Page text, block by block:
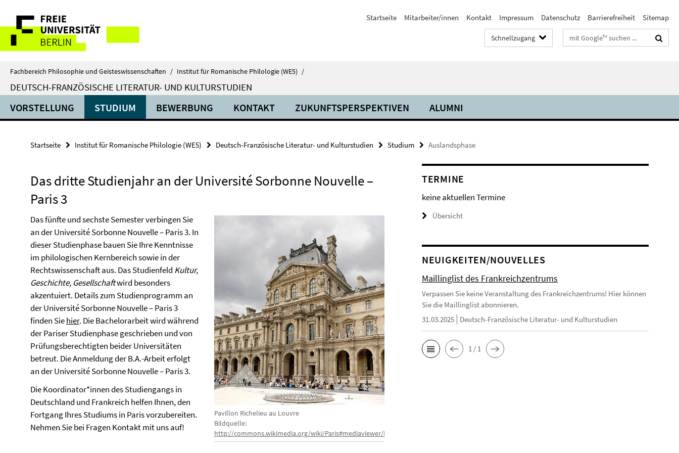
direkt
Inhalt
Service-
Navigation
Startseite Mitarbeiter/innen Kontakt Impressum Datenschutz Barrierefreiheit Sitemap
Schnellzugang Suchbegriffe
Fachbereich Philosophie und Geisteswissenschaften / Institut für Romanische Philologie (WE5) /
DEUTSCH-FRANZÖSISCHE LITERATUR- UND KULTURSTUDIEN
VORSTELLUNG STUDIUM BEWERBUNG KONTAKT ZUKUNFTSPERSPEKTIVEN ALUMNI
Startseite Institut für Romanische Philologie (WE5) Deutsch-Französische Literatur- und Kulturstudien Studium Auslandsphase
Das dritte Studienjahr an der Université Sorbonne Nouvelle –
Paris 3
Pavillon Richelieu au Louvre
Bildquelle:
http://commons.wikimedia.org/wiki/Paris#mediaviewer/File:Pavillon_Richelieu_Louvre_2007_06_23.jpg
Das fünfte und sechste Semester verbingen Sie
an der Université Sorbonne Nouvelle – Paris 3. In
dieser Studienphase bauen Sie Ihre Kenntnisse
im philologischen Kernbereich sowie in der
Rechtswissenschaft aus. Das Studienfeld Kultur,
Geschichte, Gesellschaftwird besonders
akzentuiert. Details zum Studienprogramm an
der Université Sorbonne Nouvelle – Paris 3
finden Siehier. Die Bachelorarbeit wird während
der Pariser Studienphase geschrieben und von
Prüfungsberechtigten beider Universitäten
betreut. Die Anmeldung der B.A.-Arbeit erfolgt
an der Université Sorbonne Nouvelle – Paris 3.
Die Koordinator*innen des Studiengangs in
Deutschland und Frankreich helfen Ihnen, den
Fortgang Ihres Studiums in Paris vorzubereiten.
Nehmen Sie bei Fragen Kontakt mit uns auf!
TERMINE
keine aktuellen Termine
Übersicht
NEUIGKEITEN/NOUVELLES
Maillinglist des Frankreichzentrums
Verpassen Sie keine Veranstaltung des Frankreichzentrums! Hier können
Sie die Maillinglist abonnieren.
31.03.2025
Deutsch-Französische Literatur- und Kulturstudien
1 / 1